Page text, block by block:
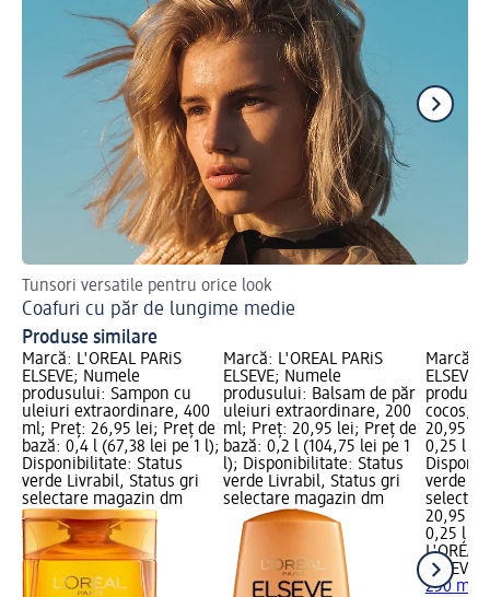
Tunsori versatile pentru orice look
Coafuri cu păr de lungime medie
Produse similare
Marcă: L'ORÉAL PARiS
ELSEVE; Numele
produsului: Sampon cu
uleiuri extraordinare, 400
ml; Preț: 26,95 lei; Preț de
bază: 0,4 l (67,38 lei pe 1 l);
Disponibilitate: Status
verde Livrabil, Status gri
selectare magazin dm
Marcă: L'ORÉAL PARiS
ELSEVE; Numele
produsului: Balsam de păr
uleiuri extraordinare, 200
ml; Preț: 20,95 lei; Preț de
bază: 0,2 l (104,75 lei pe 1
l); Disponibilitate: Status
verde Livrabil, Status gri
selectare magazin dm
Marcă:
cocos,
20,95
0,25 l
verde
20,95 lei
0,25 l
L'ORÉAL
ELSEVE
250 ml